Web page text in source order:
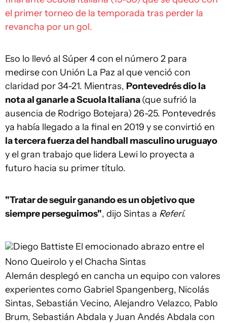
el primer torneo de la temporada tras perder la
revancha por un gol.
Eso lo llevó al Súper 4 con el número 2 para
medirse con Unión La Paz al que venció con
claridad por 34-21. Mientras, Pontevedrés dio la
nota al ganarle a Scuola Italiana(que sufrió la
ausencia de Rodrigo Botejara) 26-25. Pontevedrés
ya había llegado a la final en 2019 y se convirtió en
la tercera fuerza del handball masculino uruguayo
y el gran trabajo que lidera Lewi lo proyecta a
futuro hacia su primer título.
"Tratar de seguir ganando es un objetivo que
siempre perseguimos", dijo Sintas a Referí.
Diego Battiste El emocionado abrazo entre el
Nono Queirolo y el Chacha Sintas
Alemán desplegó en cancha un equipo con valores
experientes como Gabriel Spangenberg, Nicolás
Sintas, Sebastián Vecino, Alejandro Velazco, Pablo
Brum, Sebastián Abdala y Juan Andés Abdala con